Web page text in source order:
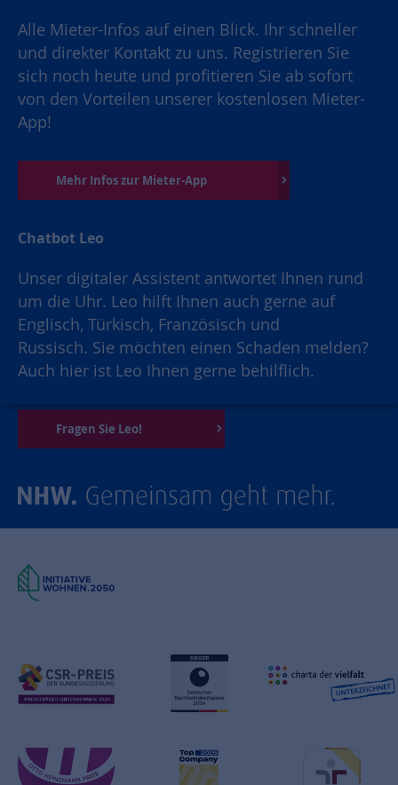
Alle Mieter-Infos auf einen Blick. Ihr schneller
und direkter Kontakt zu uns. Registrieren Sie
sich noch heute und profitieren Sie ab sofort
von den Vorteilen unserer kostenlosen Mieter-
App!
Mehr Infos zur Mieter-App
Chatbot Leo
Unser digitaler Assistent antwortet Ihnen rund
um die Uhr. Leo hilft Ihnen auch gerne auf
Englisch, Türkisch, Französisch und
Russisch. Sie möchten einen Schaden melden?
Auch hier ist Leo Ihnen gerne behilflich.
Fragen Sie Leo!